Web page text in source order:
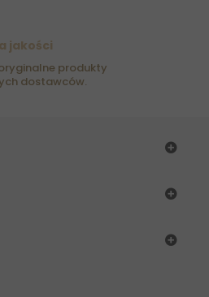
jakości
produkty
dostawców.